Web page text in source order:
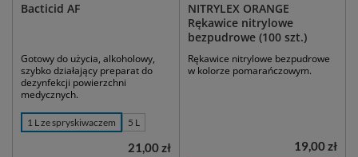
Bacticid AF
Gotowy do użycia, alkoholowy,
szybko działający preparat do
dezynfekcji powierzchni
medycznych.
1 L ze spryskiwaczem 5 L
21,00 zł
NITRYLEX ORANGE
Rękawice nitrylowe
bezpudrowe (100 szt.)
Rękawice nitrylowe bezpudrowe
w kolorze pomarańczowym.
19,00 zł